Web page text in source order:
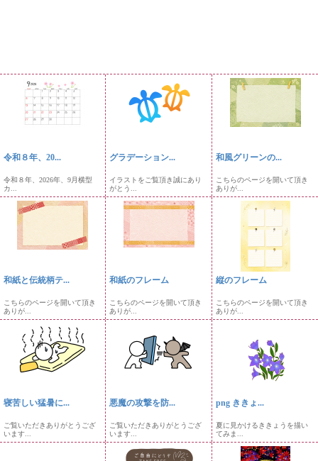
令和８年、20...
令和８年、2026年、9月横型
カ...
グラデーション...
イラストをご覧頂き誠にあり
がとう...
和風グリーンの...
こちらのページを開いて頂き
ありが...
和紙と伝統柄テ...
こちらのページを開いて頂き
ありが...
和紙のフレーム
こちらのページを開いて頂き
ありが...
縦のフレーム
こちらのページを開いて頂き
ありが...
寝苦しい猛暑に...
ご覧いただきありがとうござ
います...
悪魔の攻撃を防...
ご覧いただきありがとうござ
います...
png ききょ...
夏に見かけるききょうを描い
てみま...